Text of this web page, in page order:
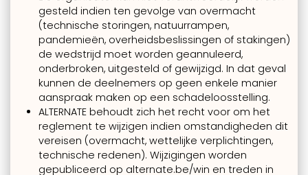
gesteld indien ten gevolge van overmacht
(technische storingen, natuurrampen,
pandemieën, overheidsbeslissingen of stakingen)
de wedstrijd moet worden geannuleerd,
onderbroken, uitgesteld of gewijzigd. In dat geval
kunnen de deelnemers op geen enkele manier
aanspraak maken op een schadeloosstelling.
ALTERNATE behoudt zich het recht voor om het
reglement te wijzigen indien omstandigheden dit
vereisen (overmacht, wettelijke verplichtingen,
technische redenen). Wijzigingen worden
gepubliceerd op alternate.be/win en treden in